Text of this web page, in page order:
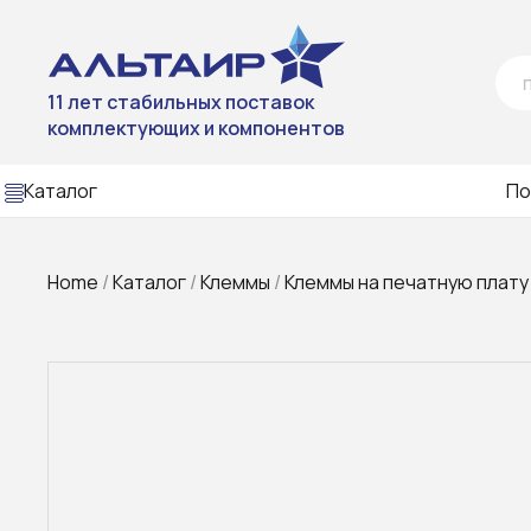
11 лет стабильных поставок
комплектующих и компонентов
Каталог
Home /Каталог/Клеммы /Клеммы на печатную плату